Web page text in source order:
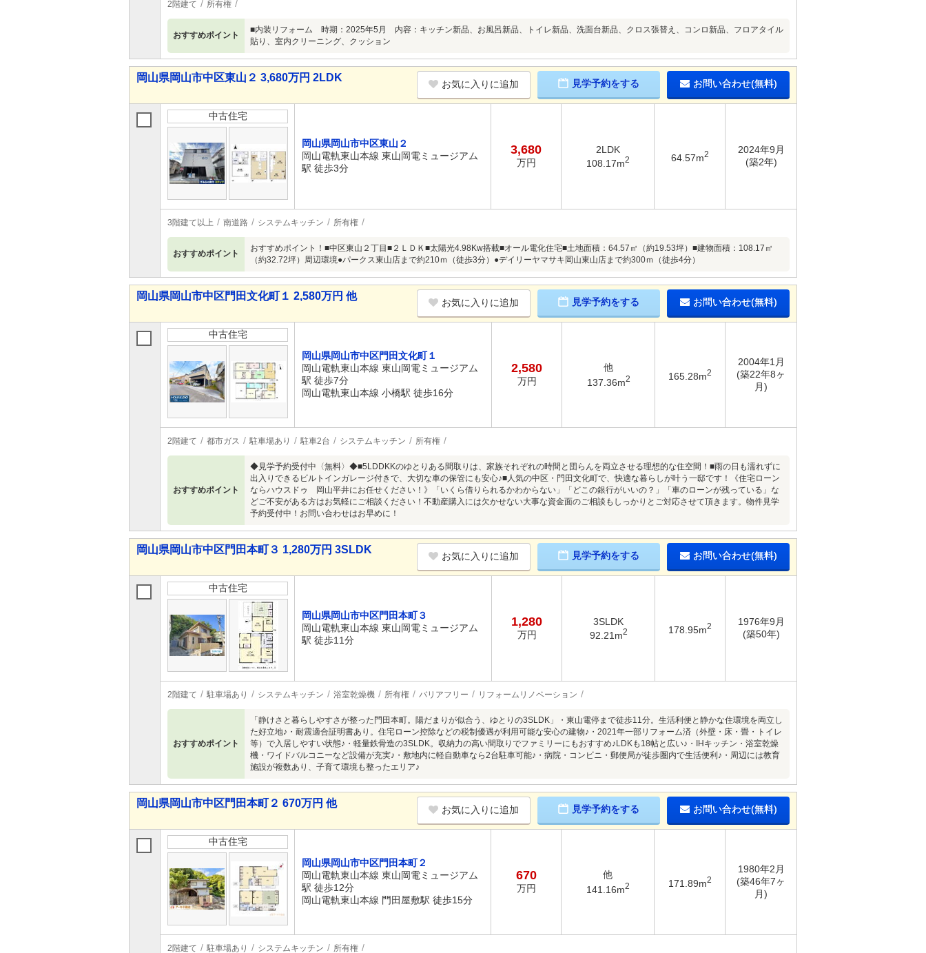
2階建て 所有権
おすすめポイント
■内装リフォーム 時期：2025年5月 内容：キッチン新品、お風呂新品、トイレ新品、洗面台新品、クロス張替え、コンロ新品、フロアタイル
貼り、室内クリーニング、クッション
岡山県岡山市中区東山２ 3,680万円 2LDK
お気に入りに追加 見学予約をする お問い合わせ(無料)
中古住宅
岡山県岡山市中区東山２
岡山電軌東山本線 東山岡電ミュージアム
駅 徒歩3分
3,680
万円
2LDK
108.17m2 64.57m2
2024年9月
(築2年)
3階建て以上 南道路 システムキッチン 所有権
おすすめポイント
おすすめポイント！■中区東山２丁目■２ＬＤＫ■太陽光4.98Kw搭載■オール電化住宅■土地面積：64.57㎡（約19.53坪）■建物面積：108.17㎡
（約32.72坪）周辺環境●パークス東山店まで約210ｍ（徒歩3分）●デイリーヤマサキ岡山東山店まで約300ｍ（徒歩4分）
岡山県岡山市中区門田文化町１ 2,580万円 他
お気に入りに追加 見学予約をする お問い合わせ(無料)
中古住宅
岡山県岡山市中区門田文化町１
岡山電軌東山本線 東山岡電ミュージアム
駅 徒歩7分
岡山電軌東山本線 小橋駅 徒歩16分
2,580
万円
他
137.36m2 165.28m2
2004年1月
(築22年8ヶ
月)
2階建て 都市ガス 駐車場あり 駐車2台 システムキッチン 所有権
おすすめポイント
◆見学予約受付中〈無料〉◆■5LDDKKのゆとりある間取りは、家族それぞれの時間と団らんを両立させる理想的な住空間！■雨の日も濡れずに
出入りできるビルトインガレージ付きで、大切な車の保管にも安心♪■人気の中区・門田文化町で、快適な暮らしが叶う一邸です！《住宅ローン
ならハウスドゥ 岡山平井にお任せください！》「いくら借りられるかわからない」「どこの銀行がいいの？」「車のローンが残っている」な
どご不安がある方はお気軽にご相談ください！不動産購入には欠かせない大事な資金面のご相談もしっかりとご対応させて頂きます。物件見学
予約受付中！お問い合わせはお早めに！
岡山県岡山市中区門田本町３ 1,280万円 3SLDK
お気に入りに追加 見学予約をする お問い合わせ(無料)
中古住宅
岡山県岡山市中区門田本町３
岡山電軌東山本線 東山岡電ミュージアム
駅 徒歩11分
1,280
万円
3SLDK
92.21m2 178.95m2
1976年9月
(築50年)
2階建て 駐車場あり システムキッチン 浴室乾燥機 所有権 バリアフリー リフォームリノベーション
おすすめポイント
「静けさと暮らしやすさが整った門田本町。陽だまりが似合う、ゆとりの3SLDK」・東山電停まで徒歩11分。生活利便と静かな住環境を両立し
た好立地♪・耐震適合証明書あり。住宅ローン控除などの税制優遇が利用可能な安心の建物♪・2021年一部リフォーム済（外壁・床・畳・トイレ
等）で入居しやすい状態♪・軽量鉄骨造の3SLDK。収納力の高い間取りでファミリーにもおすすめ♪LDKも18帖と広い♪・IHキッチン・浴室乾燥
機・ワイドバルコニーなど設備が充実♪・敷地内に軽自動車なら2台駐車可能♪・病院・コンビニ・郵便局が徒歩圏内で生活便利♪・周辺には教育
施設が複数あり、子育て環境も整ったエリア♪
岡山県岡山市中区門田本町２ 670万円 他
お気に入りに追加 見学予約をする お問い合わせ(無料)
中古住宅
岡山県岡山市中区門田本町２
岡山電軌東山本線 東山岡電ミュージアム
駅 徒歩12分
岡山電軌東山本線 門田屋敷駅 徒歩15分
670
万円
他
141.16m2 171.89m2
1980年2月
(築46年7ヶ
月)
2階建て 駐車場あり システムキッチン 所有権